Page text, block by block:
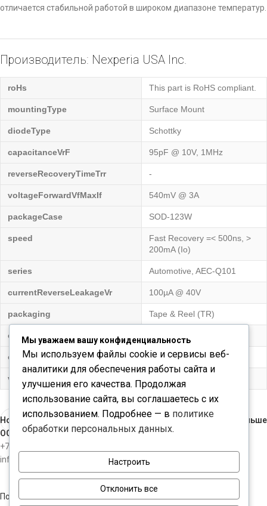
отличается стабильной работой в широком диапазоне температур.
Производитель: Nexperia USA Inc.
roHs This part is RoHS compliant.
mountingType Surface Mount
diodeType Schottky
capacitanceVrF 95pF @ 10V, 1MHz
reverseRecoveryTimeTrr -
voltageForwardVfMaxIf 540mV @ 3A
packageCase SOD-123W
speed
Fast Recovery =< 500ns, >
200mA (Io)
series Automotive, AEC-Q101
currentReverseLeakageVr 100µA @ 40V
packaging Tape & Reel (TR)
currentAverageRectifiedIo
operatingTemperatureJunction 150°C (Max)
voltageDcReverseVrMax
Новые
Раньше
ООО "ЧИПКОНТАКТ"
+7-812-3098534
info@chipcontact.ru
Политика конфиденциальности
Мы уважаем вашу конфиденциальность
Мы используем файлы cookie и сервисы веб-
аналитики для обеспечения работы сайта и
улучшения его качества. Продолжая
использование сайта, вы соглашаетесь с их
использованием. Подробнее — в политике
обработки персональных данных.
Настроить
Отклонить все